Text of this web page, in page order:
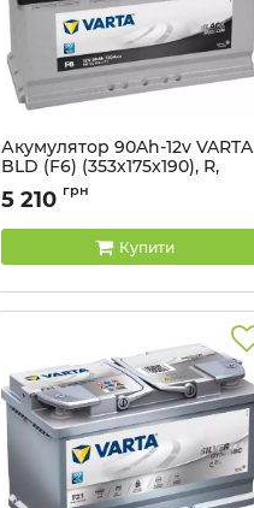
Акумулятор 90Ah-12v VARTA
BLD (F6) (353х175х190), R,
Артикул:
5 210 грн
Купити